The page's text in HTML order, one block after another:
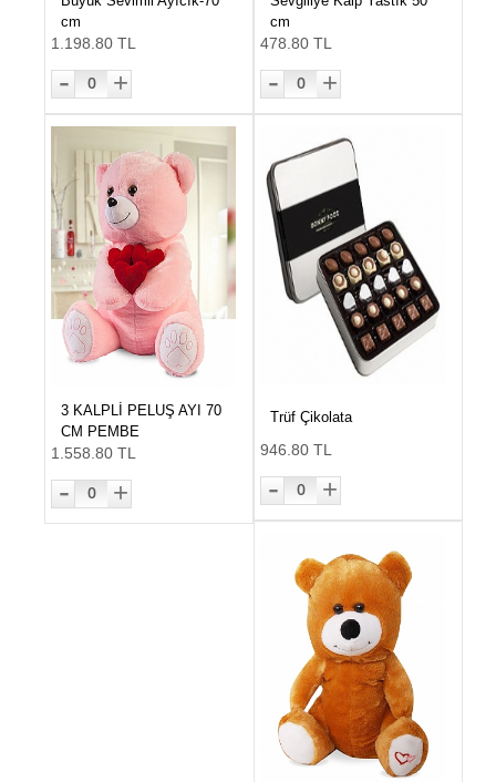
cm
1.198.80 TL
- 0 +
cm
478.80 TL
- 0 +
3 KALPLİ PELUŞ AYI 70
CM PEMBE
1.558.80 TL
- 0 +
Trüf Çikolata
946.80 TL
- 0 +